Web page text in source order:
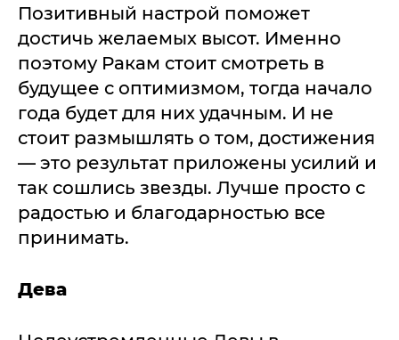
Позитивный настрой поможет
достичь желаемых высот. Именно
поэтому Ракам стоит смотреть в
будущее с оптимизмом, тогда начало
года будет для них удачным. И не
стоит размышлять о том, достижения
— это результат приложены усилий и
так сошлись звезды. Лучше просто с
радостью и благодарностью все
принимать.
Дева